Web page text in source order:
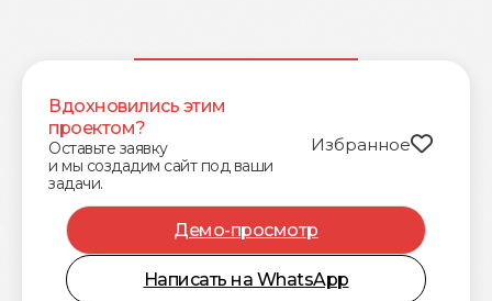
Вдохновились этим
проектом?
Оставьте заявку
и мы создадим сайт под ваши
задачи.
Избранное
Демо-просмотр
Написать на WhatsApp